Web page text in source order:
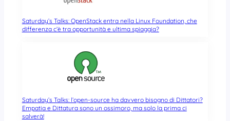
Saturday’s Talks: OpenStack entra nella Linux Foundation, che
differenza c’è tra opportunità e ultima spiaggia?
Saturday’s Talks: l’open-source ha davvero bisogno di Dittatori?
Empatia e Dittatura sono un ossimoro, ma solo la prima ci
salverà!